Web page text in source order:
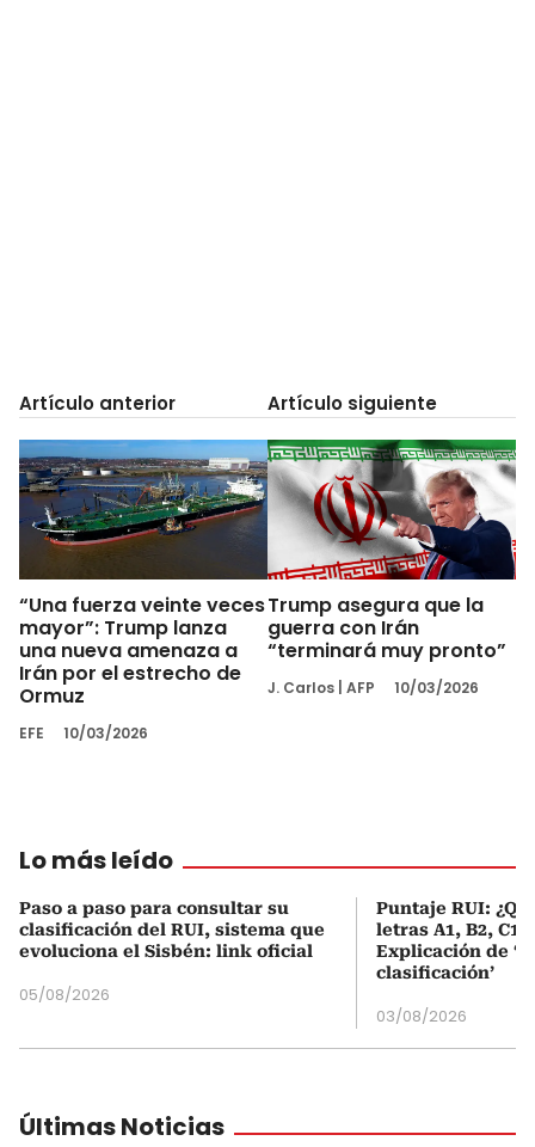
Artículo anterior
“Una fuerza veinte veces
mayor”: Trump lanza
una nueva amenaza a
Irán por el estrecho de
Ormuz
EFE 10/03/2026
Artículo siguiente
Trump asegura que la
guerra con Irán
“terminará muy pronto”
J. Carlos AFP 10/03/2026
Lo más leído
Paso a paso para consultar su
clasificación del RUI, sistema que
evoluciona el Sisbén: link oficial
05/08/2026
Puntaje RUI:
letras A1, B2, C1
Explicación de
clasificación’
03/08/2026
Últimas Noticias